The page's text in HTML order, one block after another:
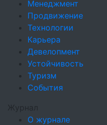
Менеджмент
Продвижение
Технологии
Карьера
Девелопмент
Устойчивость
Туризм
События
Журнал
О журнале